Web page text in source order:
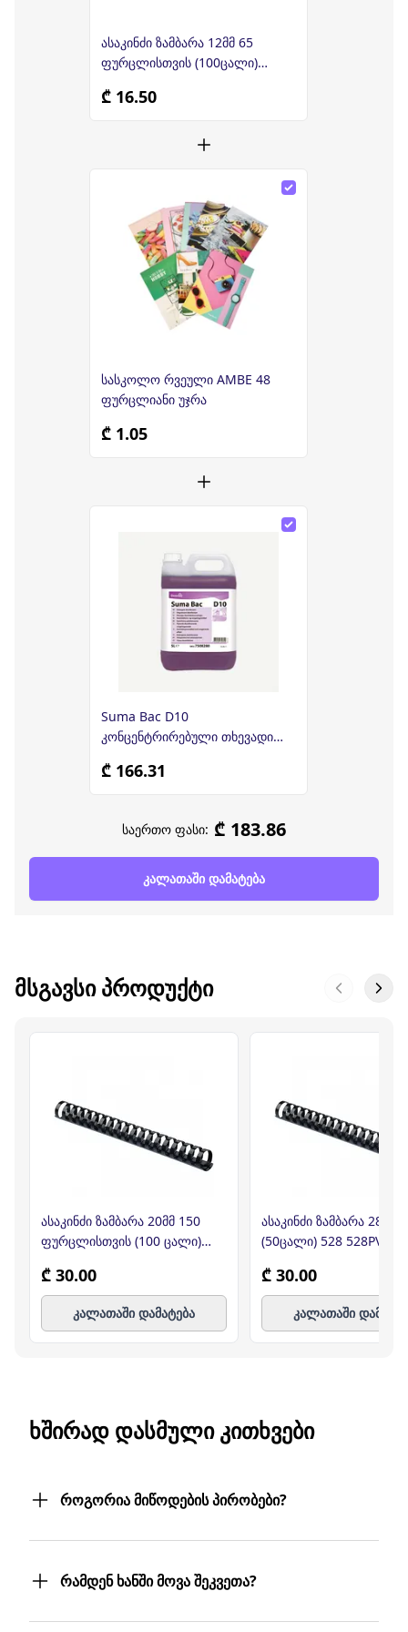
ასაკინძი ზამბარა 12მმ 65
ფურცლისთვის (100ცალი)
₾ 16.50
სასკოლო რვეული AMBE 48
ფურცლიანი უჯრა
₾ 1.05
Suma Bac D10
კონცენტრირებული თხევადი
საშუალება
₾ 166.31
საერთო ფასი: ₾ 183.86
კალათაში დამატება
ᲛᲡᲒᲐᲕᲡᲘ ᲞᲠᲝᲓᲣᲥᲢᲘ
ასაკინძი ზამბარა 20მმ 150
ფურცლისთვის (100 ცალი)
₾ 30.00
კალათაში დამატება
ასაკინძი ზამბარა 28მმ
(50ცალი) 528 528PVC
₾ 30.00
კალათაში
ᲮᲨᲘᲠᲐᲓ ᲓᲐᲡᲛᲣᲚᲘ ᲙᲘᲗᲮᲕᲔᲑᲘ
როგორია მიწოდების პირობები?
მითითებულ მისამართზე მოგაწვდით.
თუ თქვენი ბიზნესი რამდენიმე
ფილიალს/ლოკაციას მოიცავს,
რამდენ ხანში მოვა შეკვეთა?